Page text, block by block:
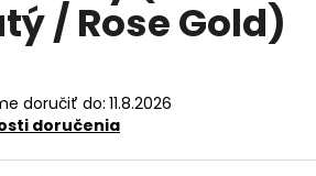
/ Rose Gold)
doručiť do: 11.8.2026
doručenia